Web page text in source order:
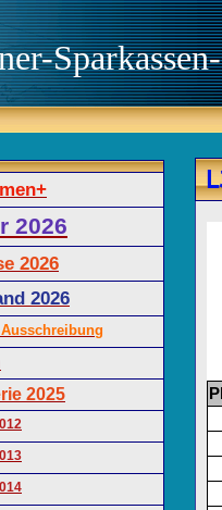
2026
2026
2026
2025